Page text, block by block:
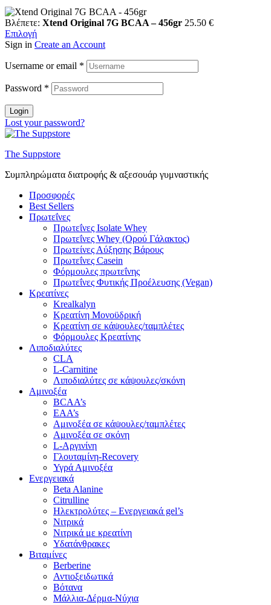
Βλέπετε: Xtend Original 7G BCAA – 456gr 25.50 €
Επιλογή
Sign in Create an Account
Username or email *
Password *
Login
Lost your password?
The Suppstore
Συμπληρώματα διατροφής & αξεσουάρ γυμναστικής
Προσφορές
Best Sellers
Πρωτεΐνες
Πρωτεΐνες Isolate Whey
Πρωτεΐνες Whey (Ορού Γάλακτος)
Πρωτείνες Αύξησης Βάρους
Πρωτεΐνες Casein
Φόρμουλες πρωτεΐνης
Πρωτεΐνες Φυτικής Προέλευσης (Vegan)
Κρεατίνες
Krealkalyn
Κρεατίνη Μονοϋδρική
Κρεατίνη σε κάψουλες/ταμπλέτες
Φόρμουλες Κρεατίνης
Λιποδιαλύτες
CLA
L-Carnitine
Λιποδιαλύτες σε κάψουλες/σκόνη
Αμινοξέα
BCAA’s
EAA’s
Αμινοξέα σε κάψουλες/ταμπλέτες
Αμινοξέα σε σκόνη
L-Αργινίνη
Γλουταμίνη-Recovery
Υγρά Αμινοξέα
Ενεργειακά
Beta Alanine
Citrulline
Ηλεκτρολύτες – Ενεργειακά gel’s
Νιτρικά
Νιτρικά με κρεατίνη
Υδατάνθρακες
Βιταμίνες
Berberine
Αντιοξειδωτικά
Βότανα
Μάλλια-Δέρμα-Νύχια